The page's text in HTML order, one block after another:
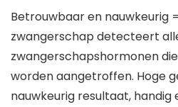
Betrouwbaar en nauwkeurig
zwangerschap detecteert
zwangerschapshormonen
worden aangetroffen. Hoge
nauwkeurig resultaat, handig